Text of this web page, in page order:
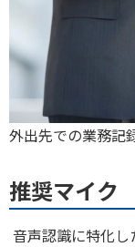
外出先での業務記
推奨マイク
音声認識に特化